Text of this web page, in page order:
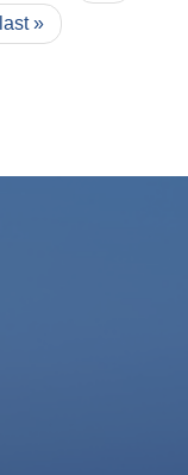
last »